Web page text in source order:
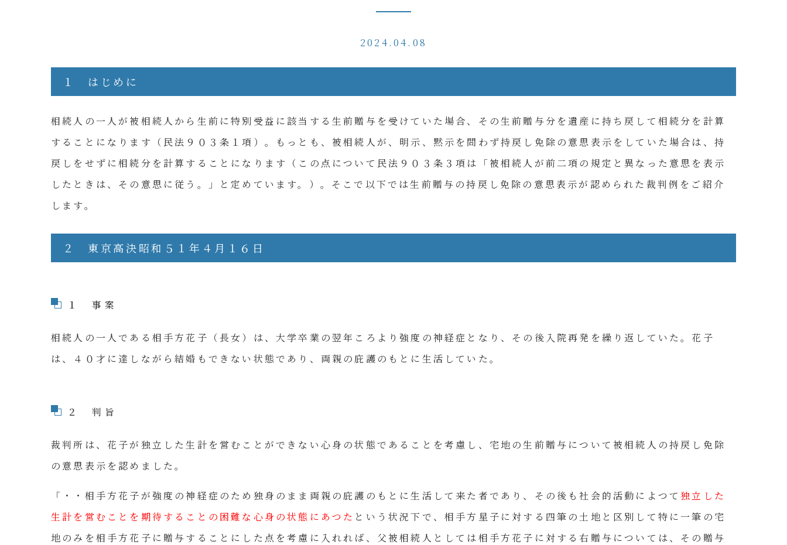
2024.04.08
１ はじめに
相続人の一人が被相続人から生前に特別受益に該当する生前贈与を受けていた場合、その生前贈与分を遺産に持ち戻して相続分を計算
することになります（民法９０３条１項）。もっとも、被相続人が、明示、黙示を問わず持戻し免除の意思表示をしていた場合は、持
戻しをせずに相続分を計算することになります（この点について民法９０３条３項は「被相続人が前二項の規定と異なった意思を表示
したときは、その意思に従う。」と定めています。）。そこで以下では生前贈与の持戻し免除の意思表示が認められた裁判例をご紹介
します。
２ 東京高決昭和５１年４月１６日
１ 事案
相続人の一人である相手方花子（長女）は、大学卒業の翌年ころより強度の神経症となり、その後入院再発を繰り返していた。花子
は、４０才に達しながら結婚もできない状態であり、両親の庇護のもとに生活していた。
２ 判旨
裁判所は、花子が独立した生計を営むことができない心身の状態であることを考慮し、宅地の生前贈与について被相続人の持戻し免除
の意思表示を認めました。
「・・相手方花子が強度の神経症のため独身のまま両親の庇護のもとに生活して来た者であり、その後も社会的活動によつて独立した
生計を営むことを期待することの困難な心身の状態にあつた という状況下で、相手方星子に対する四筆の土地と区別して特に一筆の宅
地のみを相手方花子に贈与することにした点を考慮に入れれば、父被相続人としては相手方花子に対する右贈与については、その贈与